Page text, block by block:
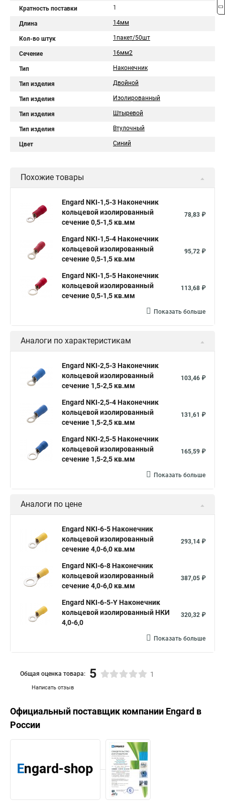
Кратность поставки 1
Длина 14мм
Кол-во штук 1пакет/50шт
Сечение 16мм2
Тип Наконечник
Тип изделия Двойной
Тип изделия Изолированный
Тип изделия Штыревой
Тип изделия Втулочный
Цвет Синий
Похожие товары
Engard NKI-1,5-3 Наконечник
кольцевой изолированный
сечение 0,5-1,5 кв.мм
78,83 ₽
Engard NKI-1,5-4 Наконечник
кольцевой изолированный
сечение 0,5-1,5 кв.мм
95,72 ₽
Engard NKI-1,5-5 Наконечник
кольцевой изолированный
сечение 0,5-1,5 кв.мм
113,68 ₽
Показать больше
Аналоги по характеристикам
Engard NKI-2,5-3 Наконечник
кольцевой изолированный
сечение 1,5-2,5 кв.мм
103,46 ₽
Engard NKI-2,5-4 Наконечник
кольцевой изолированный
сечение 1,5-2,5 кв.мм
131,61 ₽
Engard NKI-2,5-5 Наконечник
кольцевой изолированный
сечение 1,5-2,5 кв.мм
165,59 ₽
Показать больше
Аналоги по цене
Engard NKI-6-5 Наконечник
кольцевой изолированный
сечение 4,0-6,0 кв.мм
293,14 ₽
Engard NKI-6-8 Наконечник
кольцевой изолированный
сечение 4,0-6,0 кв.мм
387,05 ₽
Engard NKI-6-5-Y Наконечник
кольцевой изолированный НКИ
4,0-6,0
320,32 ₽
Показать больше
Написать отзыв
Общая оценка товара: 5 1
Официальный поставщик компании Engard в
России